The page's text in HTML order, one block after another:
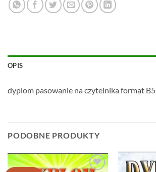
OPIS
dyplom pasowanie na czytelnika format B5
PODOBNE PRODUKTY